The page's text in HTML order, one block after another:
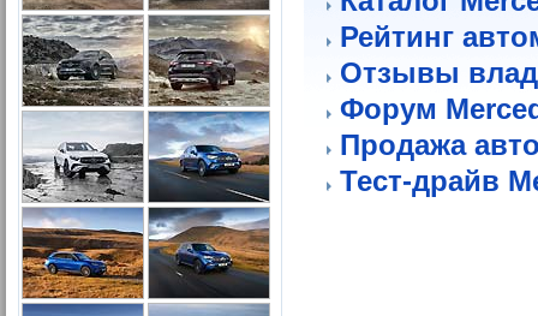
Рейтинг
Отзывы
Форум
Продажа
Тест-драйв